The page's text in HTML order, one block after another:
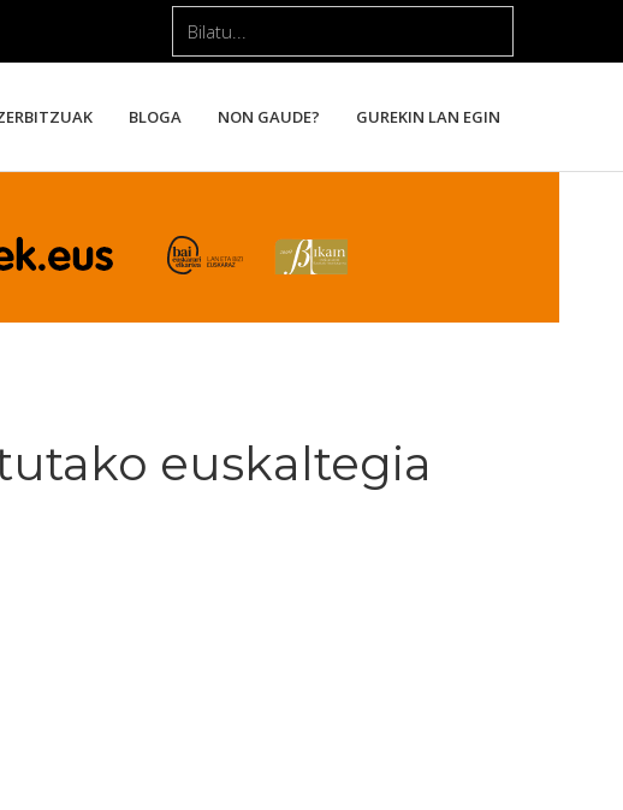
BLOGA NON GAUDE? GUREKIN LAN EGIN
euskaltegia